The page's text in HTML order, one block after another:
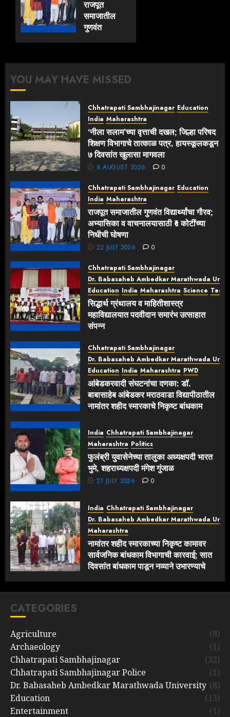
विभागाचे
तात्काळ
पत्र,
0
राजपूत
समाजातील
गुणवंत
अभ्यासिका
वाचनालयासाठी
निधीची
घोषणा
22 JULY
2026
0
YOU MAY HAVE MISSED
Chhatrapati Sambhajinagar Education
India Maharashtra
‘नीला सलाम’च्या वृत्ताची दखल; जिल्हा परिषद
शिक्षण विभागाचे तात्काळ पत्र, हायस्कूलकडून
७ दिवसांत खुलासा मागवला
6 AUGUST 2026 0
Chhatrapati Sambhajinagar Education
India Maharashtra
राजपूत समाजातील गुणवंत विद्यार्थ्यांचा गौरव;
अभ्यासिका व वाचनालयासाठी ₹१ कोटींच्या
निधीची घोषणा
22 JULY 2026 0
Chhatrapati Sambhajinagar
Dr. Babasaheb Ambedkar Marathwada
Education India Maharashtra Science Tech
सिद्धार्थ ग्रंथालय व माहितीशास्त्र
महाविद्यालयात पदवीदान समारंभ उत्साहात
संपन्न
Chhatrapati Sambhajinagar
Dr. Babasaheb Ambedkar Marathwada
Education India Maharashtra PWD
आंबेडकरवादी संघटनांचा दणका: डॉ.
बाबासाहेब आंबेडकर मराठवाडा विद्यापीठातील
नामांतर शहीद स्मारकाचे निकृष्ट बांधकाम
22 JULY 2026 0
India Chhatrapati Sambhajinagar
Maharashtra Politics
फुलंब्री युवासेनेच्या तालुका अध्यक्षपदी भारत
भुमे, शहराध्यक्षपदी मंगेश गुंजाळ
21 JULY 2026 0
India Chhatrapati Sambhajinagar
Dr. Babasaheb Ambedkar Marathwada
Maharashtra
नामांतर शहीद स्मारकाच्या निकृष्ट कामावर
सार्वजनिक बांधकाम विभागाची कारवाई; सात
दिवसांत बांधकाम पाडून नव्याने उभारण्याचे
21 JULY 2026 0
CATEGORIES
Agriculture
(8)
Archaeology
(1)
Chhatrapati Sambhajinagar
(32)
Chhatrapati Sambhajinagar Police
(1)
Dr. Babasaheb Ambedkar Marathwada University (8)
Education
(13)
Entertainment
(1)